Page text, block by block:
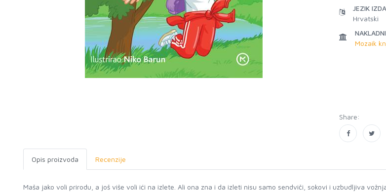
JEZIK
Hrvatski
Mozaik
Share:
Opis proizvoda Recenzije
Maša jako voli prirodu, a još više voli ići na izlete. Ali ona zna i da izleti nisu samo sendviči, sokovi i uzbudljiva